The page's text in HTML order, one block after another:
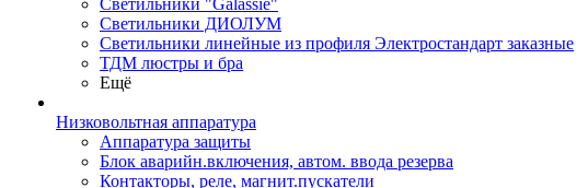
Светильники "Galassie"
Светильники ДИОЛУМ
Светильники линейные из профиля Электростандарт заказные
ТДМ люстры и бра
Ещё
Низковольтная аппаратура
Аппаратура защиты
Блок аварийн.включения, автом. ввода резерва
Контакторы, реле, магнит.пускатели